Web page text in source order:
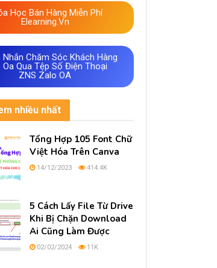
Học Bán Hàng Miễn Phí
Elearning.vn
Nhắn Chăm Sóc Khách Hàng
Oa Qua Tệp Số Điện Thoại
ZNS Zalo OA
nhiều nhất
Tổng Hợp 105 Font Chữ
Việt Hóa Trên Canva
14/12/2023 414.4K
5 Cách Lấy File Từ Drive
Khi Bị Chặn Download
Ai Cũng Làm Được
02/02/2024 11K